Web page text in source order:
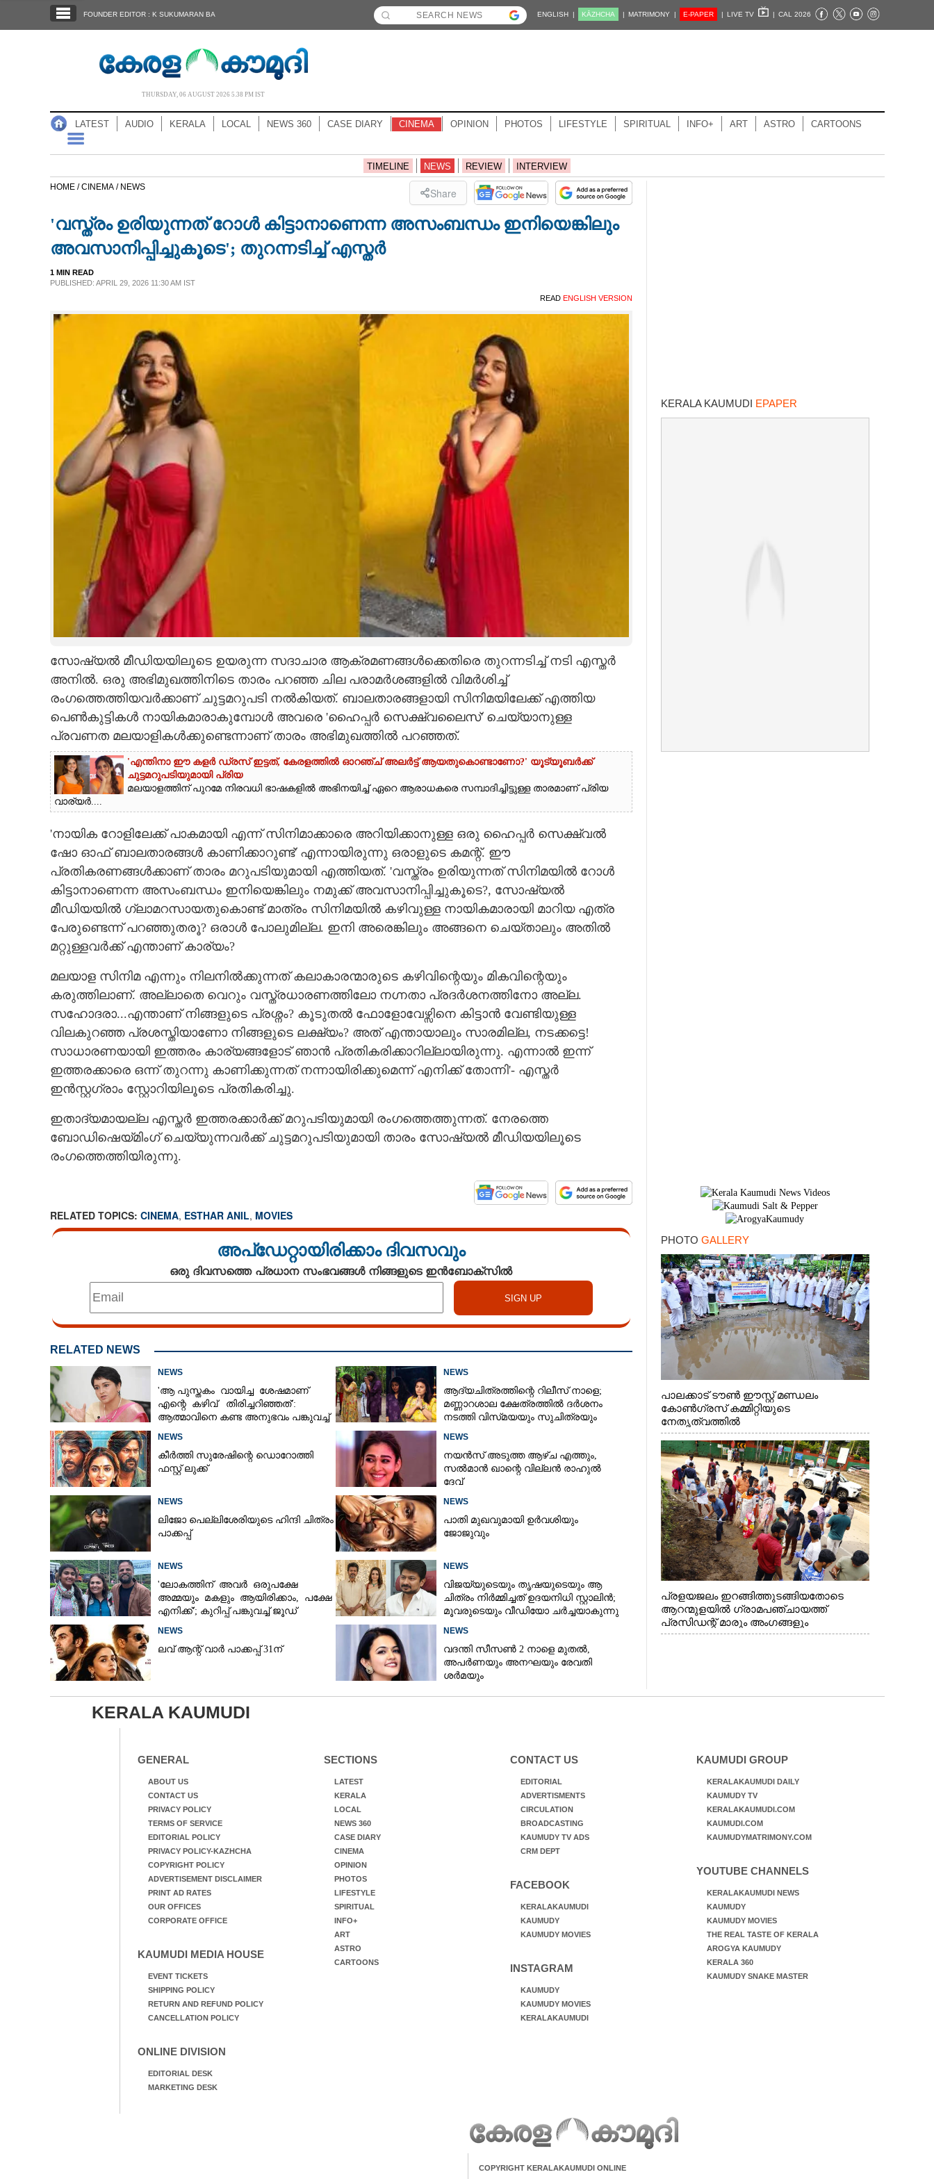
NOTIFIED NEWS
NEWS 360
CASE DIARY
SPIRITUAL
LITERATURE
CONTACT US
FOUNDER EDITOR : K SUKUMARAN BA ENGLISH | KĀZHCHA | MATRIMONY | E-PAPER | LIVE TV | CAL 2026
THURSDAY, 06 AUGUST 2026 5.38 PM IST
LATEST AUDIO KERALA LOCAL NEWS 360 CASE DIARY CINEMA OPINION PHOTOS LIFESTYLE SPIRITUAL INFO+ ART ASTRO CARTOONS
TIMELINE NEWS REVIEW INTERVIEW
HOME /CINEMA / NEWS Share
'വസ്ത്രം ഉരിയുന്നത് റോൾ കിട്ടാനാണെന്ന അസംബന്ധം ഇനിയെങ്കിലും
അവസാനിപ്പിച്ചുകൂടെ'; തുറന്നടിച്ച് എസ്തർ
1 MIN READ
PUBLISHED: APRIL 29, 2026 11:30 AM IST
READ ENGLISH VERSION
സോഷ്യൽ മീഡിയയിലൂടെ ഉയരുന്ന സദാചാര ആക്രമണങ്ങൾക്കെതിരെ തുറന്നടിച്ച് നടി എസ്തർ
അനിൽ. ഒരു അഭിമുഖത്തിനിടെ താരം പറഞ്ഞ ചില പരാമർശങ്ങളിൽ വിമർശിച്ച്
രംഗത്തെത്തിയവർക്കാണ് ചുട്ടമറുപടി നൽകിയത്. ബാലതാരങ്ങളായി സിനിമയിലേക്ക് എത്തിയ
പെൺകുട്ടികൾ നായികമാരാകുമ്പോൾ അവരെ 'ഹൈപ്പർ സെക്ഷ്വലൈസ്' ചെയ്യാനുള്ള
പ്രവണത മലയാളികൾക്കുണ്ടെന്നാണ് താരം അഭിമുഖത്തിൽ പറഞ്ഞത്.
'എന്തിനാ ഈ കളർ ഡ്രസ് ഇട്ടത്, കേരളത്തിൽ ഓറഞ്ച് അല‌ർട്ട് ആയതുകൊണ്ടാണോ?' യൂട്യൂബർക്ക്
ചുട്ടമറുപടിയുമായി പ്രിയ
മലയാളത്തിന് പുറമേ നിരവധി ഭാഷകളിൽ അഭിനയിച്ച് ഏറെ ആരാധകരെ സമ്പാദിച്ചിട്ടുള്ള താരമാണ് പ്രിയ
വാര്യർ....
'നായിക റോളിലേക്ക് പാകമായി എന്ന് സിനിമാക്കാരെ അറിയിക്കാനുള്ള ഒരു ഹൈപ്പർ സെക്ഷ്വൽ
ഷോ ഓഫ് ബാലതാരങ്ങൾ കാണിക്കാറുണ്ട്' എന്നായിരുന്നു ഒരാളുടെ കമന്റ്. ഈ
പ്രതികരണങ്ങൾക്കാണ് താരം മറുപടിയുമായി എത്തിയത്. 'വസ്ത്രം ഉരിയുന്നത് സിനിമയിൽ റോൾ
കിട്ടാനാണെന്ന അസംബന്ധം ഇനിയെങ്കിലും നമുക്ക് അവസാനിപ്പിച്ചുകൂടെ?, സോഷ്യൽ
മീഡിയയിൽ ഗ്ലാമറസായതുകൊണ്ട് മാത്രം സിനിമയിൽ കഴിവുള്ള നായികമാരായി മാറിയ എത്ര
പേരുണ്ടെന്ന് പറഞ്ഞുതരൂ? ഒരാൾ പോലുമില്ല. ഇനി അരെങ്കിലും അങ്ങനെ ചെയ്താലും അതിൽ
മറ്റുള്ളവർക്ക് എന്താണ് കാര്യം?
മലയാള സിനിമ എന്നും നിലനിൽക്കുന്നത് കലാകാരന്മാരുടെ കഴിവിന്റെയും മികവിന്റെയും
കരുത്തിലാണ്. അല്ലാതെ വെറും വസ്ത്രധാരണത്തിലോ നഗ്നതാ പ്രദർശനത്തിനോ അല്ല.
സഹോദരാ...എന്താണ് നിങ്ങളുടെ പ്രശ്നം? കൂടുതൽ ഫോളോവേഴ്സിനെ കിട്ടാൻ വേണ്ടിയുള്ള
വിലകുറഞ്ഞ പ്രശസ്തിയാണോ നിങ്ങളുടെ ലക്ഷ്യം? അത് എന്തായാലും സാരമില്ല, നടക്കട്ടെ!
സാധാരണയായി ഇത്തരം കാര്യങ്ങളോട് ഞാൻ പ്രതികരിക്കാറില്ലായിരുന്നു. എന്നാൽ ഇന്ന്
ഇത്തരക്കാരെ ഒന്ന് തുറന്നു കാണിക്കുന്നത് നന്നായിരിക്കുമെന്ന് എനിക്ക് തോന്നി'- എസ്തർ
ഇൻസ്റ്റഗ്രാം സ്റ്റോറിയിലൂടെ പ്രതികരിച്ചു.
ഇതാദ്യമായല്ല എസ്തർ ഇത്തരക്കാർക്ക് മറുപടിയുമായി രംഗത്തെത്തുന്നത്. നേരത്തെ
ബോഡിഷെയ്മിംഗ് ചെയ്യുന്നവർക്ക് ചുട്ടമറുപടിയുമായി താരം സോഷ്യൽ മീഡിയയിലൂടെ
രംഗത്തെത്തിയിരുന്നു.
RELATED TOPICS: CINEMA, ESTHAR ANIL, MOVIES
അപ്ഡേറ്റായിരിക്കാം ദിവസവും
ഒരു ദിവസത്തെ പ്രധാന സംഭവങ്ങൾ നിങ്ങളുടെ ഇൻബോക്സിൽ
RELATED NEWS
NEWS
'ആ പുസ്തകം വായിച്ച ശേഷമാണ്
എന്റെ കഴിവ് തിരിച്ചറിഞ്ഞത്':
ആത്മാവിനെ കണ്ട അനുഭവം പങ്കുവച്ച്
NEWS
ആദ്യചിത്രത്തിന്റെ റിലീസ് നാളെ;
മണ്ണാറശാല ക്ഷേത്രത്തിൽ ദർശനം
നടത്തി വിസ്‌മയയും സുചിത്രയും
NEWS
കീർത്തി സുരേഷിന്റെ ഡൊറോത്തി
ഫസ്റ്റ് ലുക്ക്
NEWS
നയൻസ് അടുത്ത ആഴ്ച എത്തും,
സൽമാൻ ഖാന്റെ വില്ലൻ രാഹുൽ
ദേവ്
NEWS
ലിജോ പെല്ലിശേരിയുടെ ഹിന്ദി ചിത്രം
പാക്കപ്പ്
NEWS
പാതി മുഖവുമായി ഉർവശിയും
ജോജുവും
NEWS
'ലോകത്തിന് അവർ ഒരുപക്ഷേ
അമ്മയും മകളും ആയിരിക്കാം, പക്ഷേ
എനിക്ക്'; കുറിപ്പ് പങ്കുവച്ച് ജൂഡ്
NEWS
വിജയ്‌യുടെയും തൃഷയുടെയും ആ
ചിത്രം നിർമ്മിച്ചത് ഉദയനിധി സ്റ്റാലിൻ;
മൂവരുടെയും വീഡിയോ ചർച്ചയാകുന്നു
NEWS
ലവ് ആന്റ് വാർ പാക്കപ്പ് 31ന്
NEWS
വദന്തി സീസൺ 2 നാളെ മുതൽ,
അപർണയും അനഘയും രേവതി
ശർമയും
KERALA KAUMUDI EPAPER
PHOTO GALLERY
പാലക്കാട് ടൗൺ ഈസ്റ്റ് മണ്ഡലം
കോൺഗ്രസ് കമ്മിറ്റിയുടെ
നേതൃത്വത്തിൽ
പ്രളയജലം ഇറങ്ങിത്തുടങ്ങിയതോടെ
ആറന്മുളയിൽ ഗ്രാമപഞ്ചായത്ത്
പ്രസിഡന്റ് മാരും അംഗങ്ങളും
രാഷ്ട്രീയപ്രവത്തകരും അടങ്ങുന്ന സംഘം
KERALA KAUMUDI
GENERAL
ABOUT US
CONTACT US
PRIVACY POLICY
TERMS OF SERVICE
EDITORIAL POLICY
PRIVACY POLICY-KAZHCHA
COPYRIGHT POLICY
ADVERTISEMENT DISCLAIMER
PRINT AD RATES
OUR OFFICES
CORPORATE OFFICE
KAUMUDI MEDIA HOUSE
EVENT TICKETS
SHIPPING POLICY
RETURN AND REFUND POLICY
CANCELLATION POLICY
ONLINE DIVISION
EDITORIAL DESK
MARKETING DESK
SECTIONS
LATEST
KERALA
LOCAL
NEWS 360
CASE DIARY
CINEMA
OPINION
PHOTOS
LIFESTYLE
SPIRITUAL
INFO+
ART
ASTRO
CARTOONS
CONTACT US
EDITORIAL
ADVERTISMENTS
CIRCULATION
BROADCASTING
KAUMUDY TV ADS
CRM DEPT
FACEBOOK
KERALAKAUMUDI
KAUMUDY
KAUMUDY MOVIES
INSTAGRAM
KAUMUDY
KAUMUDY MOVIES
KERALAKAUMUDI
KAUMUDI GROUP
KERALAKAUMUDI DAILY
KAUMUDY TV
KERALAKAUMUDI.COM
KAUMUDI.COM
KAUMUDYMATRIMONY.COM
YOUTUBE CHANNELS
KERALAKAUMUDI NEWS
KAUMUDY
KAUMUDY MOVIES
THE REAL TASTE OF KERALA
AROGYA KAUMUDY
KERALA 360
KAUMUDY SNAKE MASTER
COPYRIGHT KERALAKAUMUDI ONLINE
Share this link